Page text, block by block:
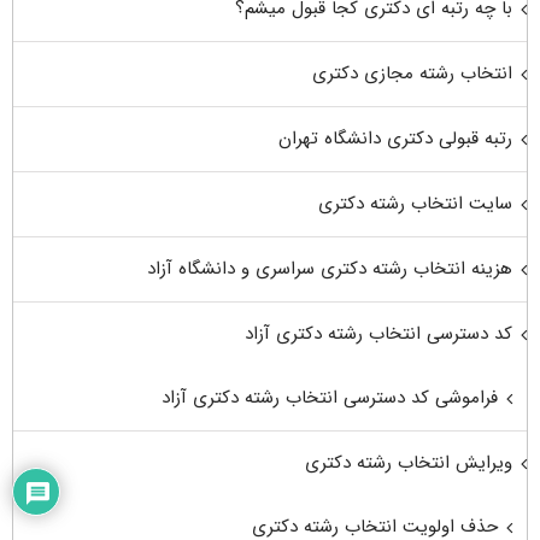
با چه رتبه ای دکتری کجا قبول میشم؟
انتخاب رشته مجازی دکتری
رتبه قبولی دکتری دانشگاه تهران
سایت انتخاب رشته دکتری
هزینه انتخاب رشته دکتری سراسری و دانشگاه آزاد
کد دسترسی انتخاب رشته دکتری آزاد
فراموشی کد دسترسی انتخاب رشته دکتری آزاد
ویرایش انتخاب رشته دکتری
حذف اولویت انتخاب رشته دکتری